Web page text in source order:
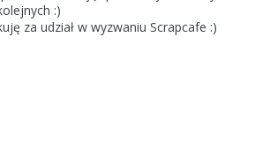
:)
za udział w wyzwaniu Scrapcafe :)